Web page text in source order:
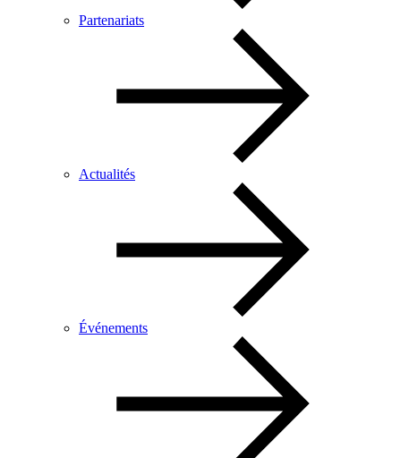
Partenariats
Actualités
Événements